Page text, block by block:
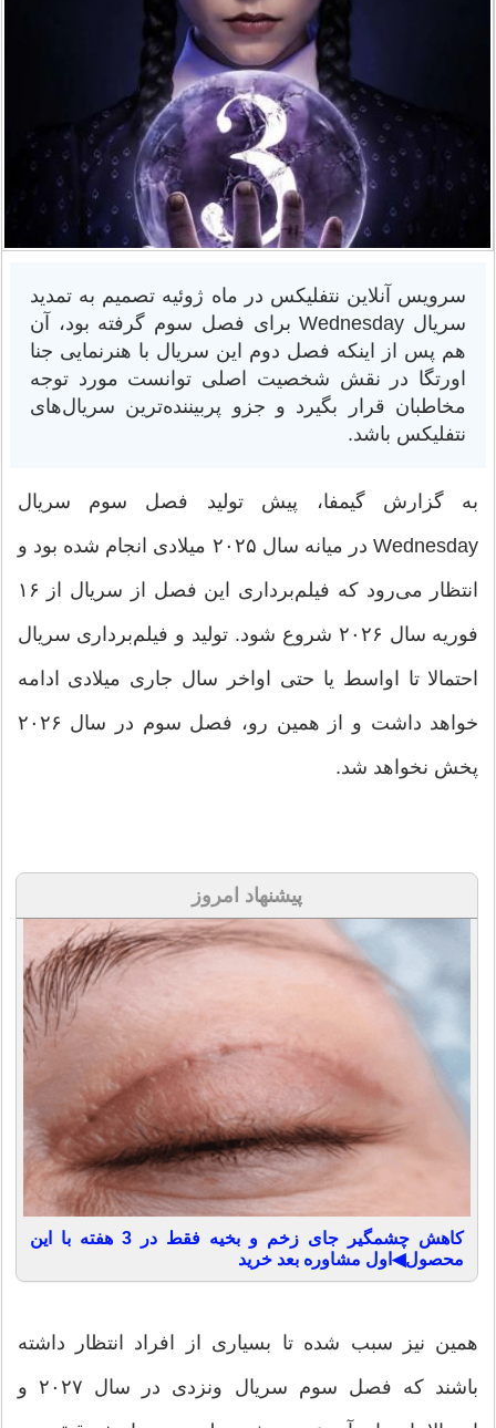
سرویس آنلاین نتفلیکس در ماه ژوئیه تصمیم به تمدید
سریال Wednesday برای فصل سوم گرفته بود، آن
هم پس از اینکه فصل دوم این سریال با هنرنمایی جنا
اورتگا در نقش شخصیت اصلی توانست مورد توجه
مخاطبان قرار بگیرد و جزو پربیننده‌ترین سریال‌های
نتفلیکس باشد.
به گزارش گیمفا، پیش تولید فصل سوم سریال
Wednesday در میانه سال ۲۰۲۵ میلادی انجام شده بود و
انتظار می‌رود که فیلم‌برداری این فصل از سریال از ۱۶
فوریه سال ۲۰۲۶ شروع شود. تولید و فیلم‌برداری سریال
احتمالا تا اواسط یا حتی اواخر سال جاری میلادی ادامه
خواهد داشت و از همین رو، فصل سوم در سال ۲۰۲۶
پخش نخواهد شد.
پیشنهاد امروز
کاهش چشمگیر جای زخم و بخیه فقط در 3 هفته با این
محصول◀اول مشاوره بعد خرید
همین نیز سبب شده تا بسیاری از افراد انتظار داشته
باشند که فصل سوم سریال ونزدی در سال ۲۰۲۷ و